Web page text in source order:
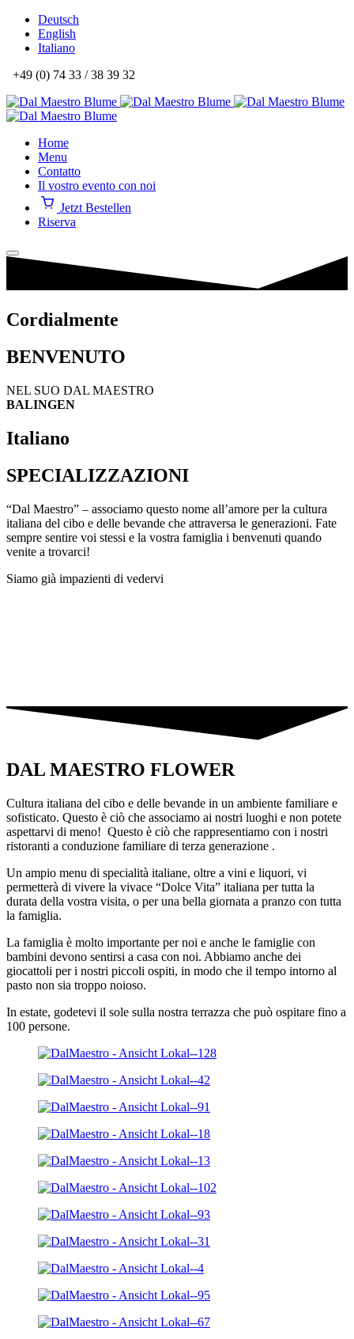
Deutsch
English
Italiano
+49 (0) 74 33 / 38 39 32
Home
Menu
Contatto
Il vostro evento con noi
Jetzt Bestellen
Riserva
Cordialmente
BENVENUTO
NEL SUO DAL MAESTRO
BALINGEN
Italiano
SPECIALIZZAZIONI
“Dal Maestro” – associamo questo nome all’amore per la cultura
italiana del cibo e delle bevande che attraversa le generazioni. Fate
sempre sentire voi stessi e la vostra famiglia i benvenuti quando
venite a trovarci!
Siamo già impazienti di vedervi
DAL MAESTRO FLOWER
Cultura italiana del cibo e delle bevande in un ambiente familiare e
sofisticato. Questo è ciò che associamo ai nostri luoghi e non potete
aspettarvi di meno! Questo è ciò che rappresentiamo con i nostri
ristoranti a conduzione familiare di terza generazione .
Un ampio menu di specialità italiane, oltre a vini e liquori, vi
permetterà di vivere la vivace “Dolce Vita” italiana per tutta la
durata della vostra visita, o per una bella giornata a pranzo con tutta
la famiglia.
La famiglia è molto importante per noi e anche le famiglie con
bambini devono sentirsi a casa con noi. Abbiamo anche dei
giocattoli per i nostri piccoli ospiti, in modo che il tempo intorno al
pasto non sia troppo noioso.
In estate, godetevi il sole sulla nostra terrazza che può ospitare fino a
100 persone.